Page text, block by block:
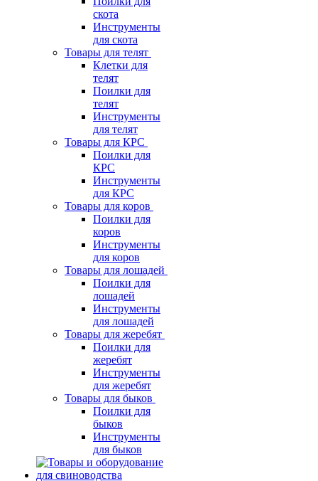
скота
Инструменты
для скота
Товары для телят
Клетки для
телят
Поилки для
телят
Инструменты
для телят
Товары для КРС
Поилки для
КРС
Инструменты
для КРС
Товары для коров
Поилки для
коров
Инструменты
для коров
Товары для лошадей
Поилки для
лошадей
Инструменты
для лошадей
Товары для жеребят
Поилки для
жеребят
Инструменты
для жеребят
Товары для быков
Поилки для
быков
Инструменты
для быков